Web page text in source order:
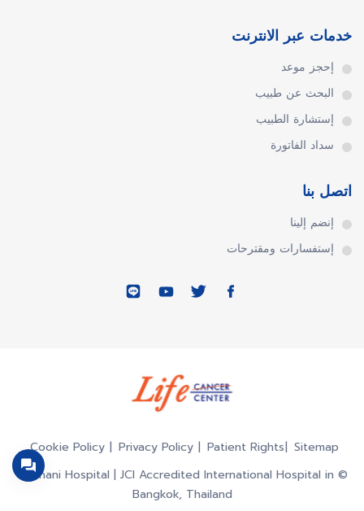
خدمات عبر الانترنت
إحجز موعد
البحث عن طبيب
إستشارة الطبيب
سداد الفاتورة
اتصل بنا
إنضم إلينا
إستفسارات ومقترحات
Sitemap
Patient Rights
Privacy Policy
Cookie Policy
© Vejthani Hospital | JCI Accredited International Hospital in
Bangkok, Thailand